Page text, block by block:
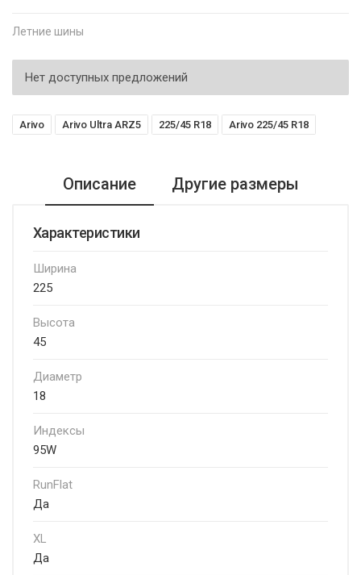
Летние шины
Нет доступных предложений
Arivo Arivo Ultra ARZ5 225/45 R18 Arivo 225/45 R18
Описание Другие размеры
Характеристики
Ширина
225
Высота
45
Диаметр
18
Индексы
95W
RunFlat
Да
XL
Да